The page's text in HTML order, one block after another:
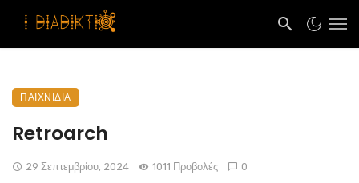
ΠΑΙΧΝΊΔΙΑ
Retroarch
29 Σεπτεμβρίου, 2024 1011 Προβολές 0